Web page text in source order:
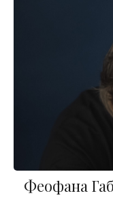
Феофана